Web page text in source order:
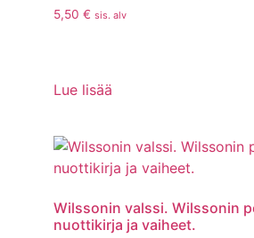
5,50 € sis. alv
Lue lisää
Wilssonin valssi. Wilssonin
nuottikirja ja vaiheet.